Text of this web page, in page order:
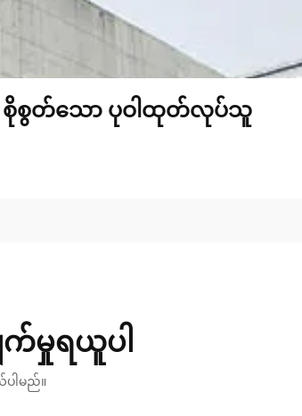
နယ် စိုစွတ်သော ပုဝါထုတ်လုပ်သူ
မှုရယူပါ
ါမည်။